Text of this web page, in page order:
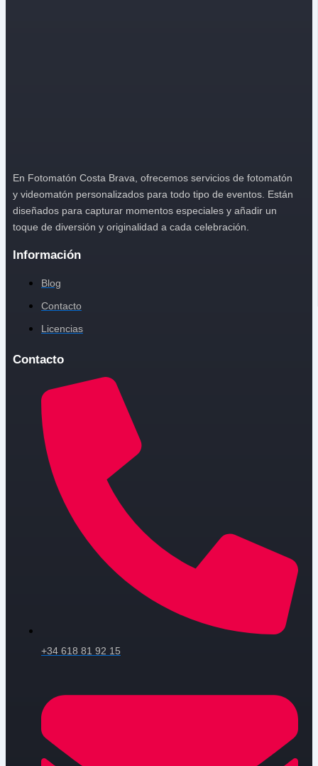
En Fotomatón Costa Brava, ofrecemos servicios de fotomatón
y videomatón personalizados para todo tipo de eventos. Están
diseñados para capturar momentos especiales y añadir un
toque de diversión y originalidad a cada celebración.
Información
Blog
Contacto
Licencias
Contacto
+34 618 81 92 15